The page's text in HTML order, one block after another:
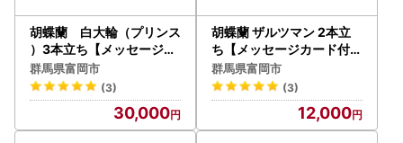
胡蝶蘭 白大輪（プリンス
）3本立ち【メッセージカ
ード付】 還暦 お祝い 当選
就任 開業 新築 長生き
母の日 父の日 商売繁
盛 記念 お歳暮 お中元
お花 贈り物 プレゼント ギ
群馬県富岡市
(3)
30,000
胡蝶蘭 ザルツマン 2本立
ち【メッセージカード付】
還暦 お祝い 当選 就任 開
業 新築 長生き 母の日
父の日 商売繁盛 記念
お歳暮 お中元 お花 贈
り物 プレゼント ギフト こ
群馬県富岡市
(3)
12,000